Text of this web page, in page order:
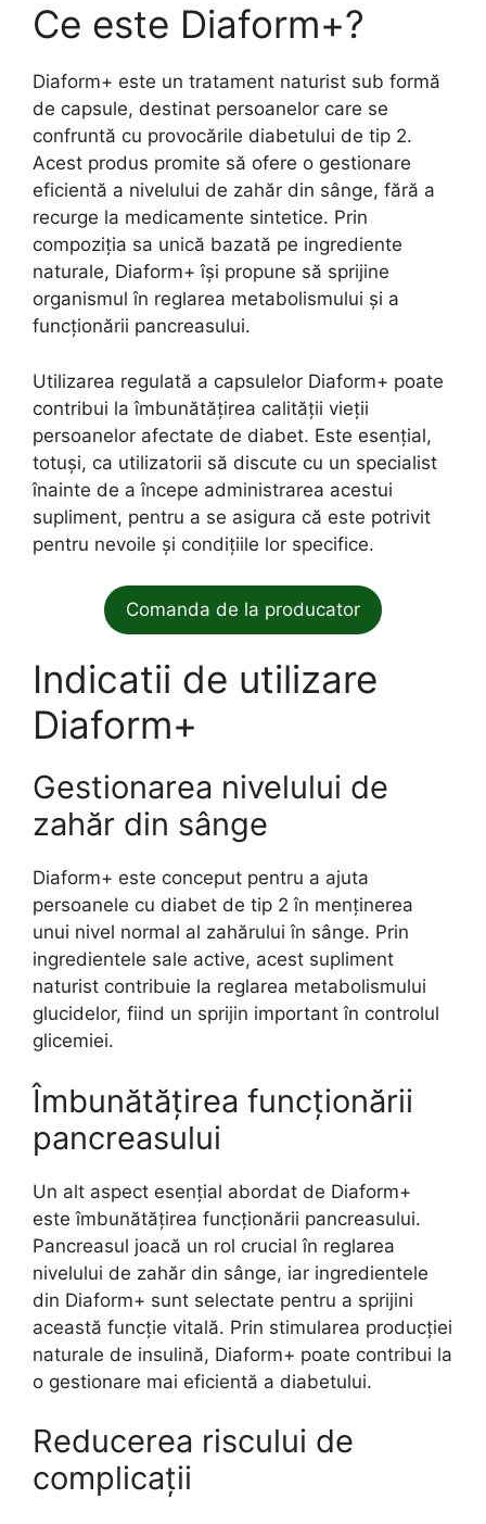
Ce este Diaform+?
Diaform+ este un tratament naturist sub formă
de capsule, destinat persoanelor care se
confruntă cu provocările diabetului de tip 2.
Acest produs promite să ofere o gestionare
eficientă a nivelului de zahăr din sânge, fără a
recurge la medicamente sintetice. Prin
compoziția sa unică bazată pe ingrediente
naturale, Diaform+ își propune să sprijine
organismul în reglarea metabolismului și a
funcționării pancreasului.
Utilizarea regulată a capsulelor Diaform+ poate
contribui la îmbunătățirea calității vieții
persoanelor afectate de diabet. Este esențial,
totuși, ca utilizatorii să discute cu un specialist
înainte de a începe administrarea acestui
supliment, pentru a se asigura că este potrivit
pentru nevoile și condițiile lor specifice.
Comanda de la producator
Indicatii de utilizare
Diaform+
Gestionarea nivelului de
zahăr din sânge
Diaform+ este conceput pentru a ajuta
persoanele cu diabet de tip 2 în menținerea
unui nivel normal al zahărului în sânge. Prin
ingredientele sale active, acest supliment
naturist contribuie la reglarea metabolismului
glucidelor, fiind un sprijin important în controlul
glicemiei.
Îmbunătățirea funcționării
pancreasului
Un alt aspect esențial abordat de Diaform+
este îmbunătățirea funcționării pancreasului.
Pancreasul joacă un rol crucial în reglarea
nivelului de zahăr din sânge, iar ingredientele
din Diaform+ sunt selectate pentru a sprijini
această funcție vitală. Prin stimularea producției
naturale de insulină, Diaform+ poate contribui la
o gestionare mai eficientă a diabetului.
Reducerea riscului de
complicații